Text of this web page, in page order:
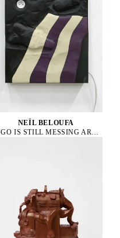
NEÏL BELOUFA
HUGO IS STILL MESSING AROUND, 2019